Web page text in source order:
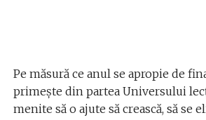
Pe măsură ce anul se apropie de
primește din partea Universului
menite să o ajute să crească, să se